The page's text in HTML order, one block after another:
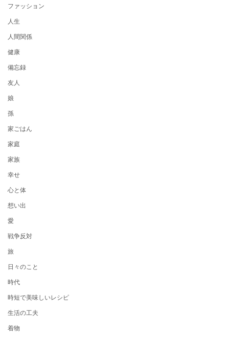
ファッション
人生
人間関係
健康
備忘録
友人
娘
孫
家ごはん
家庭
家族
幸せ
心と体
想い出
愛
戦争反対
旅
日々のこと
時代
時短で美味しいレシピ
生活の工夫
着物